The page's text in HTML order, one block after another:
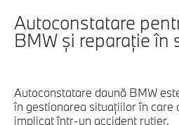
Autoconstatare
BMW și reparație în
Autoconstatare daună BMW
în gestionarea situațiilor în care
implicat într-un accident rutier.